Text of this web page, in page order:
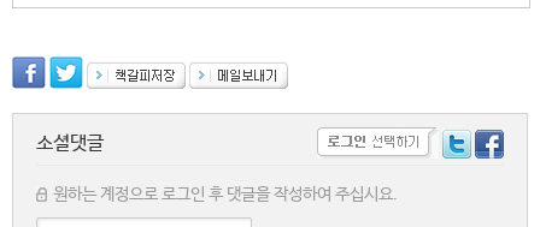
소셜댓글
원하는 계정으로 로그인 후 댓글을 작성하여 주십시요.